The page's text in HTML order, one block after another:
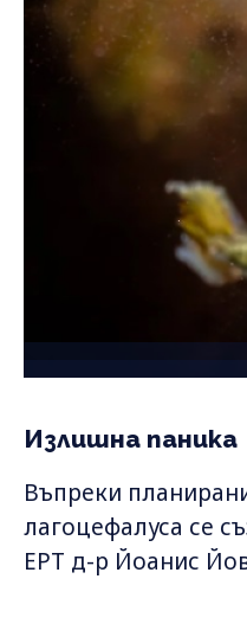
Излишна паника
Въпреки
лагоцефалуса се
ЕРТ д-р Йоанис